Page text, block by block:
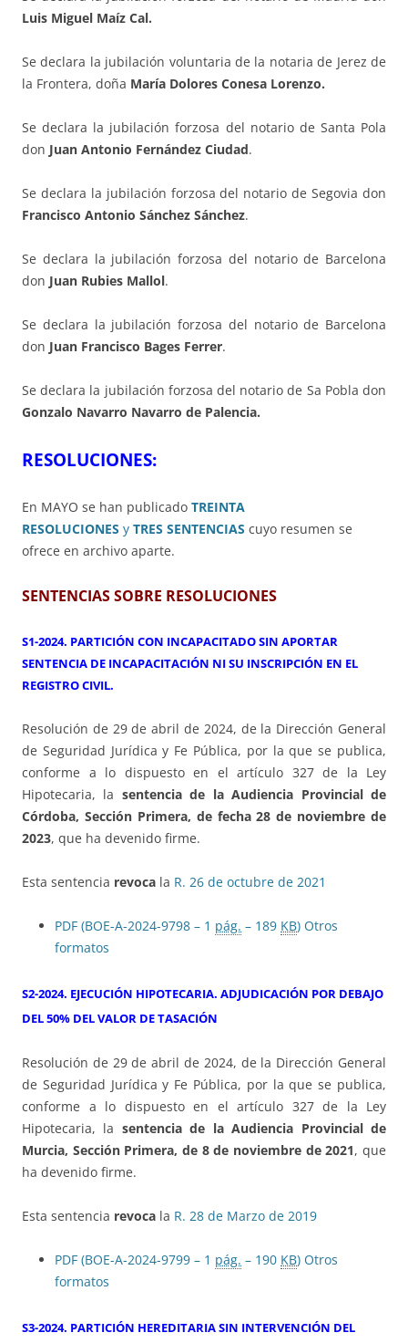
Luis Miguel Maíz Cal.
Se declara la jubilación voluntaria de la notaria de Jerez de
la Frontera, doña María Dolores Conesa Lorenzo.
Se declara la jubilación forzosa del notario de Santa Pola
don Juan Antonio Fernández Ciudad.
Se declara la jubilación forzosa del notario de Segovia don
Francisco Antonio Sánchez Sánchez.
Se declara la jubilación forzosa del notario de Barcelona
don Juan Rubies Mallol.
Se declara la jubilación forzosa del notario de Barcelona
don Juan Francisco Bages Ferrer.
Se declara la jubilación forzosa del notario de Sa Pobla don
Gonzalo Navarro Navarro de Palencia.
RESOLUCIONES:
En MAYO se han publicado TREINTA
RESOLUCIONES y TRES SENTENCIAS cuyo resumen se
ofrece en archivo aparte.
SENTENCIAS SOBRE RESOLUCIONES
S1-2024. PARTICIÓN CON INCAPACITADO SIN APORTAR
SENTENCIA DE INCAPACITACIÓN NI SU INSCRIPCIÓN EN EL
REGISTRO CIVIL.
Resolución de 29 de abril de 2024, de la Dirección General
de Seguridad Jurídica y Fe Pública, por la que se publica,
conforme a lo dispuesto en el artículo 327 de la Ley
Hipotecaria, la sentencia de la Audiencia Provincial de
Córdoba, Sección Primera, de fecha 28 de noviembre de
2023, que ha devenido firme.
Esta sentencia revoca la R. 26 de octubre de 2021
PDF (BOE-A-2024-9798 – 1 pág. – 189 KB) Otros
formatos
S2-2024. EJECUCIÓN HIPOTECARIA. ADJUDICACIÓN POR DEBAJO
DEL 50% DEL VALOR DE TASACIÓN
Resolución de 29 de abril de 2024, de la Dirección General
de Seguridad Jurídica y Fe Pública, por la que se publica,
conforme a lo dispuesto en el artículo 327 de la Ley
Hipotecaria, la sentencia de la Audiencia Provincial de
Murcia, Sección Primera, de 8 de noviembre de 2021, que
ha devenido firme.
Esta sentencia revoca la R. 28 de Marzo de 2019
PDF (BOE-A-2024-9799 – 1 pág. – 190 KB) Otros
formatos
S3-2024. PARTICIÓN HEREDITARIA SIN INTERVENCIÓN DEL